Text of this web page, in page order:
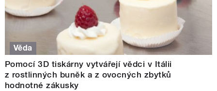
Věda
Pomocí 3D tiskárny vytvářejí vědci v Itálii
z rostlinných buněk a z ovocných zbytků
hodnotné zákusky